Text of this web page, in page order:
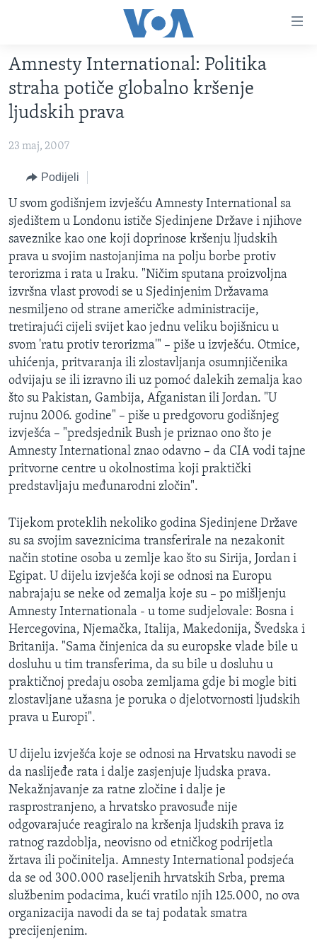
glavni
sadržaj
Pređi
na
glavnu
navigaciju
pretragu
TV PROGRAM
VIDEO
FOTOGRAFIJE DANA
VIJESTI
SJEDINJENE AMERIČKE DRŽAVE
BOSNA I HERCEGOVINA
SVIJET
NAUKA I TEHNOLOGIJA
SPECIJALNI PROJEKTI
KORUPCIJA
SLOBODA MEDIJA
ŽENSKA STRANA
IZBJEGLIČKA STRANA
MAGAZIN
O GLASU AMERIKE
Learning English
PRATITE NAS
Amnesty International: Politika
straha potiče globalno kršenje
ljudskih prava
23 maj, 2007
Podijeli
U svom godišnjem izvješću Amnesty International sa
sjedištem u Londonu ističe Sjedinjene Države i njihove
saveznike kao one koji doprinose kršenju ljudskih
prava u svojim nastojanjima na polju borbe protiv
terorizma i rata u Iraku. "Ničim sputana proizvoljna
izvršna vlast provodi se u Sjedinjenim Državama
nesmiljeno od strane američke administracije,
tretirajući cijeli svijet kao jednu veliku bojišnicu u
svom 'ratu protiv terorizma'" – piše u izvješću. Otmice,
uhićenja, pritvaranja ili zlostavljanja osumnjičenika
odvijaju se ili izravno ili uz pomoć dalekih zemalja kao
što su Pakistan, Gambija, Afganistan ili Jordan. "U
rujnu 2006. godine" – piše u predgovoru godišnjeg
izvješća – "predsjednik Bush je priznao ono što je
Amnesty International znao odavno – da CIA vodi tajne
pritvorne centre u okolnostima koji praktički
predstavljaju međunarodni zločin".
Tijekom proteklih nekoliko godina Sjedinjene Države
su sa svojim saveznicima transferirale na nezakonit
način stotine osoba u zemlje kao što su Sirija, Jordan i
Egipat. U dijelu izvješća koji se odnosi na Europu
nabrajaju se neke od zemalja koje su – po mišljenju
Amnesty Internationala - u tome sudjelovale: Bosna i
Hercegovina, Njemačka, Italija, Makedonija, Švedska i
Britanija. "Sama činjenica da su europske vlade bile u
dosluhu u tim transferima, da su bile u dosluhu u
praktičnoj predaju osoba zemljama gdje bi mogle biti
zlostavljane užasna je poruka o djelotvornosti ljudskih
prava u Europi".
U dijelu izvješća koje se odnosi na Hrvatsku navodi se
da naslijeđe rata i dalje zasjenjuje ljudska prava.
Nekažnjavanje za ratne zločine i dalje je
rasprostranjeno, a hrvatsko pravosuđe nije
odgovarajuće reagiralo na kršenja ljudskih prava iz
ratnog razdoblja, neovisno od etničkog podrijetla
žrtava ili počinitelja. Amnesty International podsjeća
da se od 300.000 raseljenih hrvatskih Srba, prema
službenim podacima, kući vratilo njih 125.000, no ova
organizacija navodi da se taj podatak smatra
precijenjenim.